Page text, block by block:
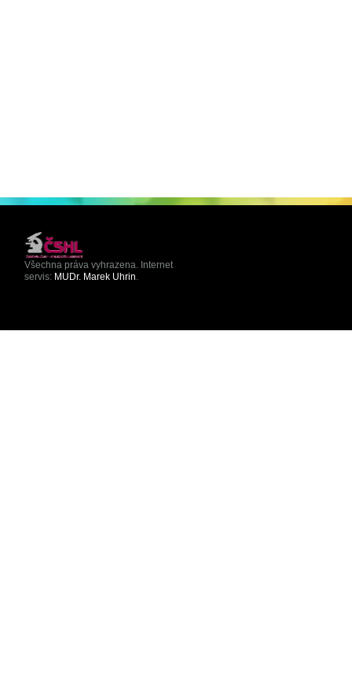
Všechna práva vyhrazena. Internet
servis: MUDr. Marek Uhrin.